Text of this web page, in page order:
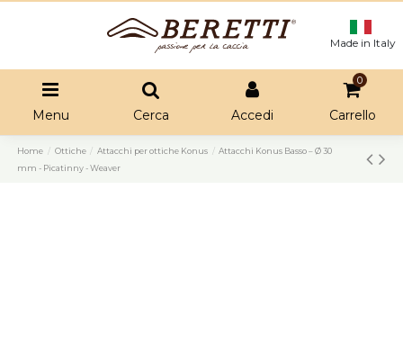
Made in Italy
Menu Cerca Accedi
0
Carrello
Home Ottiche Attacchi per ottiche Konus
Attacchi Konus Basso – Ø 30
mm - Picatinny - Weaver